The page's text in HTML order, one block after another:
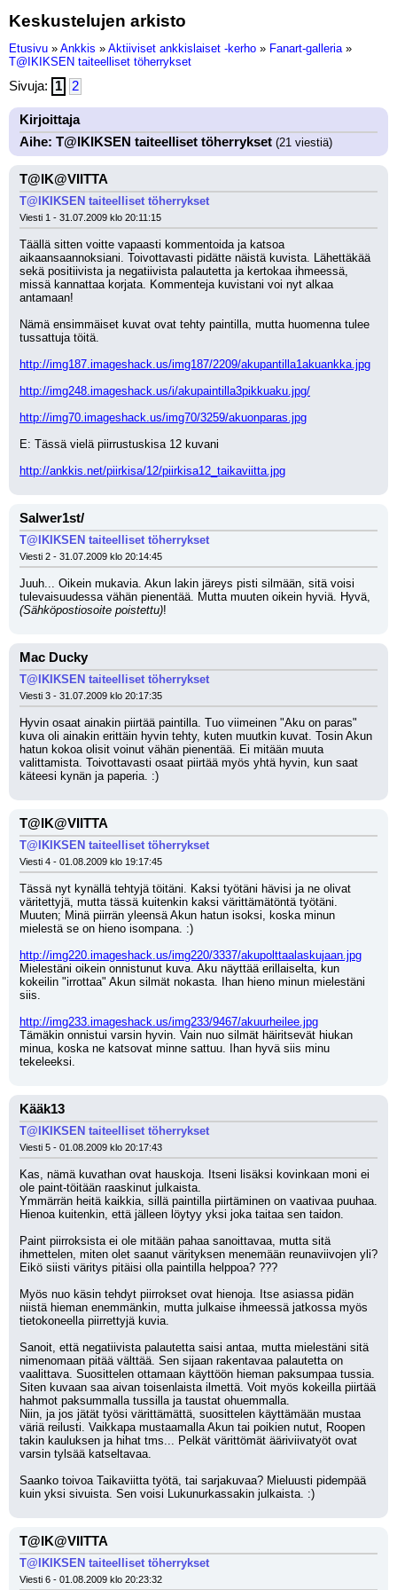
Keskustelujen arkisto
Etusivu » Ankkis » Aktiiviset ankkislaiset -kerho » Fanart-galleria »
T@IKIKSEN taiteelliset töherrykset
Sivuja: 1 2
Kirjoittaja
Aihe: T@IKIKSEN taiteelliset töherrykset (21 viestiä)
T@IK@VIITTA
T@IKIKSEN taiteelliset töherrykset
Viesti 1 - 31.07.2009 klo 20:11:15
Täällä sitten voitte vapaasti kommentoida ja katsoa
aikaansaannoksiani. Toivottavasti pidätte näistä kuvista. Lähettäkää
sekä positiivista ja negatiivista palautetta ja kertokaa ihmeessä,
missä kannattaa korjata. Kommenteja kuvistani voi nyt alkaa
antamaan!
Nämä ensimmäiset kuvat ovat tehty paintilla, mutta huomenna tulee
tussattuja töitä.
http://img187.imageshack.us/img187/2209/akupantilla1akuankka.jpg
http://img248.imageshack.us/i/akupaintilla3pikkuaku.jpg/
http://img70.imageshack.us/img70/3259/akuonparas.jpg
E: Tässä vielä piirrustuskisa 12 kuvani
http://ankkis.net/piirkisa/12/piirkisa12_taikaviitta.jpg
Salwer1st/
T@IKIKSEN taiteelliset töherrykset
Viesti 2 - 31.07.2009 klo 20:14:45
Juuh... Oikein mukavia. Akun lakin järeys pisti silmään, sitä voisi
(Sähköpostiosoite poistettu)!
Mac Ducky
T@IKIKSEN taiteelliset töherrykset
Viesti 3 - 31.07.2009 klo 20:17:35
Hyvin osaat ainakin piirtää paintilla. Tuo viimeinen "Aku on paras"
kuva oli ainakin erittäin hyvin tehty, kuten muutkin kuvat. Tosin Akun
hatun kokoa olisit voinut vähän pienentää. Ei mitään muuta
valittamista. Toivottavasti osaat piirtää myös yhtä hyvin, kun saat
käteesi kynän ja paperia. :)
T@IK@VIITTA
T@IKIKSEN taiteelliset töherrykset
Viesti 4 - 01.08.2009 klo 19:17:45
Tässä nyt kynällä tehtyjä töitäni. Kaksi työtäni hävisi ja ne olivat
väritettyjä, mutta tässä kuitenkin kaksi värittämätöntä työtäni.
Muuten; Minä piirrän yleensä Akun hatun isoksi, koska minun
mielestä se on hieno isompana. :)
http://img220.imageshack.us/img220/3337/akupolttaalaskujaan.jpg
Mielestäni oikein onnistunut kuva. Aku näyttää erillaiselta, kun
kokeilin "irrottaa" Akun silmät nokasta. Ihan hieno minun mielestäni
siis.
http://img233.imageshack.us/img233/9467/akuurheilee.jpg
Tämäkin onnistui varsin hyvin. Vain nuo silmät häiritsevät hiukan
minua, koska ne katsovat minne sattuu. Ihan hyvä siis minu
tekeleeksi.
Kääk13
T@IKIKSEN taiteelliset töherrykset
Viesti 5 - 01.08.2009 klo 20:17:43
Kas, nämä kuvathan ovat hauskoja. Itseni lisäksi kovinkaan moni ei
ole paint-töitään raaskinut julkaista.
Hienoa kuitenkin, että jälleen löytyy yksi joka taitaa sen taidon.
Paint piirroksista ei ole mitään pahaa sanoittavaa, mutta sitä
ihmettelen, miten olet saanut värityksen menemään reunaviivojen yli?
Eikö siisti väritys pitäisi olla paintilla helppoa? ???
Myös nuo käsin tehdyt piirrokset ovat hienoja. Itse asiassa pidän
niistä hieman enemmänkin, mutta julkaise ihmeessä jatkossa myös
tietokoneella piirrettyjä kuvia.
Sanoit, että negatiivista palautetta saisi antaa, mutta mielestäni sitä
nimenomaan pitää välttää. Sen sijaan rakentavaa palautetta on
vaalittava. Suosittelen ottamaan käyttöön hieman paksumpaa tussia.
Siten kuvaan saa aivan toisenlaista ilmettä. Voit myös kokeilla piirtää
hahmot paksummalla tussilla ja taustat ohuemmalla.
Niin, ja jos jätät työsi värittämättä, suosittelen käyttämään mustaa
väriä reilusti. Vaikkapa mustaamalla Akun tai poikien nutut, Roopen
takin kauluksen ja hihat tms... Pelkät värittömät ääriviivatyöt ovat
varsin tylsää katseltavaa.
Saanko toivoa Taikaviitta työtä, tai sarjakuvaa? Mieluusti pidempää
kuin yksi sivuista. Sen voisi Lukunurkassakin julkaista. :)
T@IK@VIITTA
T@IKIKSEN taiteelliset töherrykset
Viesti 6 - 01.08.2009 klo 20:23:32